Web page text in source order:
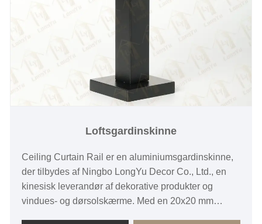
Loftsgardinskinne
Ceiling Curtain Rail er en aluminiumsgardinskinne,
der tilbydes af Ningbo LongYu Decor Co., Ltd., en
kinesisk leverandør af dekorative produkter og
vindues- og dørsolskærme. Med en 20x20 mm